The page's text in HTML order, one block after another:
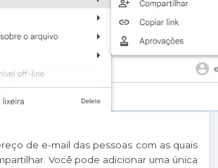
de e-mail das pessoas com as quais
Você pode adicionar uma única